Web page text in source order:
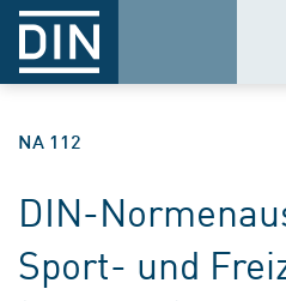
NA 112
DIN-
Sport- und